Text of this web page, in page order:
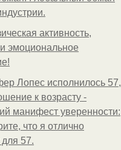
активность,
эмоциональное
Лопес исполнилось 57,
к возрасту -
манифест уверенности:
что я отлично
57.